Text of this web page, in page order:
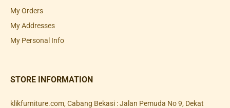
My Orders
My Addresses
My Personal Info
STORE INFORMATION
klikfurniture.com, Cabang Bekasi : Jalan Pemuda No 9, Dekat